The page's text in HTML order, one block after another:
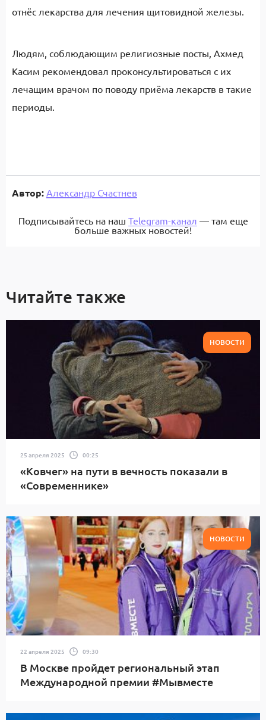
отнёс лекарства для лечения щитовидной железы.
Людям, соблюдающим религиозные посты, Ахмед
Касим рекомендовал проконсультироваться с их
лечащим врачом по поводу приёма лекарств в такие
периоды.
Автор: Александр Счастнев
Подписывайтесь на наш Telegram-канал — там еще
больше важных новостей!
Читайте также
НОВОСТИ
25 апреля 2025 00:25
«Ковчег» на пути в вечность показали в
«Современнике»
НОВОСТИ
22 апреля 2025 09:30
В Москве пройдет региональный этап
Международной премии #Мывместе